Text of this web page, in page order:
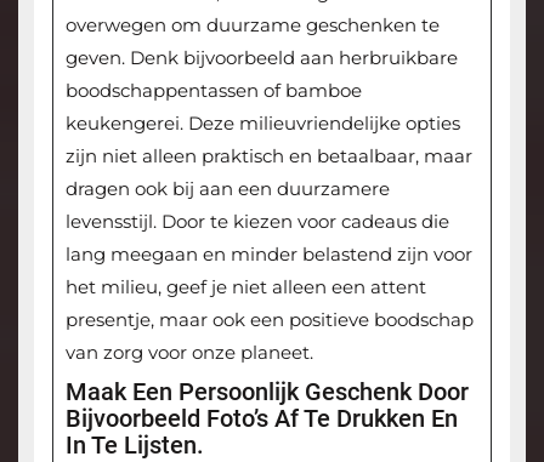
overwegen om duurzame geschenken te
geven. Denk bijvoorbeeld aan herbruikbare
boodschappentassen of bamboe
keukengerei. Deze milieuvriendelijke opties
zijn niet alleen praktisch en betaalbaar, maar
dragen ook bij aan een duurzamere
levensstijl. Door te kiezen voor cadeaus die
lang meegaan en minder belastend zijn voor
het milieu, geef je niet alleen een attent
presentje, maar ook een positieve boodschap
van zorg voor onze planeet.
Maak Een Persoonlijk Geschenk Door
Bijvoorbeeld Foto’s Af Te Drukken En
In Te Lijsten.